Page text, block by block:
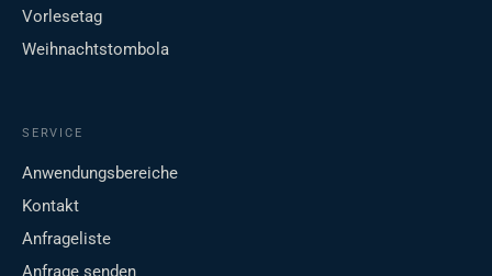
Vorlesetag
Weihnachtstombola
SERVICE
Anwendungsbereiche
Kontakt
Anfrageliste
Anfrage senden